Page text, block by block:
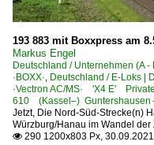
193 883 mit Boxxpress am
Markus Engel
Deutschland / Unternehmen (A
·BOXX·, Deutschland / E-Loks |
·Vectron AC/MS· 'X4 E' Private
610 (Kassel–) Guntershausen
Jetzt, Die Nord-Süd-Strecke(n)
Würzburg/Hanau im Wandel der
 290 1200x803 Px, 30.09.2021